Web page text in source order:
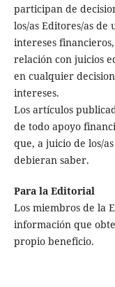
participan de
los/as Editores/as de
intereses
relación con juicios
en cualquier
intereses.
Los artículos
de todo apoyo
que, a juicio de los/
debieran saber.
Para la Editorial
Los miembros de la
información que
propio beneficio.